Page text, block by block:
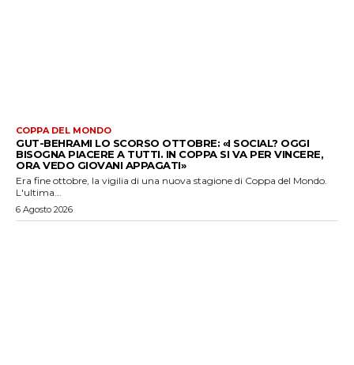
COPPA DEL MONDO
GUT-BEHRAMI LO SCORSO OTTOBRE: «I SOCIAL? OGGI
BISOGNA PIACERE A TUTTI. IN COPPA SI VA PER VINCERE,
ORA VEDO GIOVANI APPAGATI»
Era fine ottobre, la vigilia di una nuova stagione di Coppa del Mondo.
L'ultima...
6 Agosto 2026